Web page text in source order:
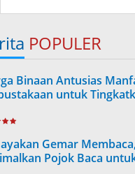
POPULER
Binaan Antusias
untuk
Gemar
Pojok Baca